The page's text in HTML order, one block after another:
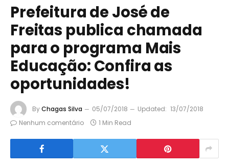
Prefeitura de José de
Freitas publica chamada
para o programa Mais
Educação: Confira as
oportunidades!
ByChagas Silva 05/07/2018 Updated: 13/07/2018
Nenhum comentário
1 Min Read